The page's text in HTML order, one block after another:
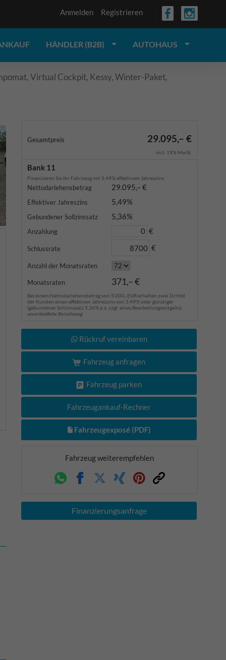
Anmelden Registrieren
HÄNDLER (B2B) AUTOHAUS
Virtual Cockpit, Kessy, Winter-Paket,
Gesamtpreis 29.095,– €
incl. 19% MwSt.
Bank 11
Finanzieren Sie Ihr Fahrzeug mit 5,49% effektivem Jahreszins.
Nettodarlehensbetrag 29.095,– €
Effektiver Jahreszins 5,49%
Gebundener Sollzinssatz 5,36%
Anzahlung €
Schlussrate €
Anzahl der Monatsraten
Monatsraten 371,– €
Bei einem Nettodarlehensbetrag von 5.000,- EUR erhalten zwei Drittel
der Kunden einen effektiven Jahreszins von 5,49% oder günstiger
(gebundener Sollzinssatz 5,36% p.a. zzgl. eines Bearbeitungsentgelts).
unverbindliche Berechnung
Rückruf vereinbaren
Fahrzeug anfragen
Fahrzeug parken
Fahrzeugankauf-Rechner
Fahrzeugexposé (PDF)
Fahrzeug weiterempfehlen
WhatsappFacebookTwitterXing PinterestLink
Finanzierungsanfrage